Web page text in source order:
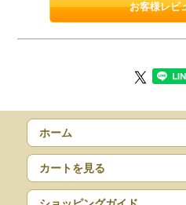
お客様レビ
ホーム
カートを見る